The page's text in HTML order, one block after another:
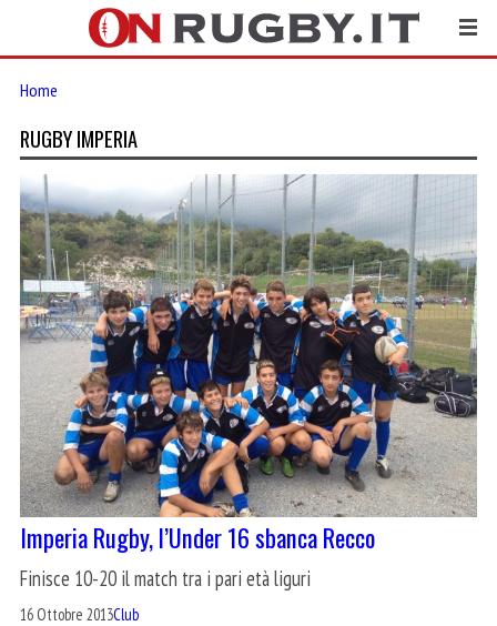
Home
RUGBY IMPERIA
Imperia Rugby, l’Under 16 sbanca Recco
Finisce 10-20 il match tra i pari età liguri
16 Ottobre 2013Club